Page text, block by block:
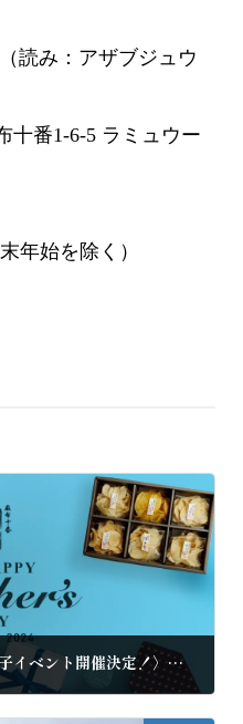
み：アザブジュウ
番1-6-5 ラミュウー
始を除く）
〈6月15日(土)、16日(日) 親子イベント開催決定！〉父の日に贈る、世界に一つだけのサプライズギフトをお子様と一緒に手作りしよう！